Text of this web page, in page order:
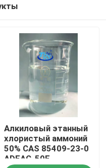
Алкиловый этанный
хлористый аммоний
50% CAS 85409-23-0
ADEAC-50E